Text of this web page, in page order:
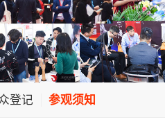
登记 参观须知